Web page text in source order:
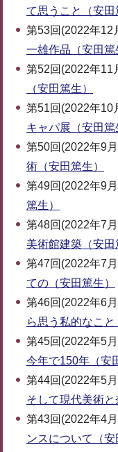
て思うこと（安田
第53回(2022年12
一雄作品（安田篤
第52回(2022年11
（安田篤生）
第51回(2022年10
キャパ展（安田篤
第50回(2022年9
術（安田篤生）
第49回(2022年9
篤生）
第48回(2022年7
美術館建築（安田
第47回(2022年7
ての（安田篤生）
第46回(2022年6
ら思う私的なこと
第45回(2022年5
今年で150年（安
第44回(2022年5
そして現代美術と
第43回(2022年4
ンスについて（安